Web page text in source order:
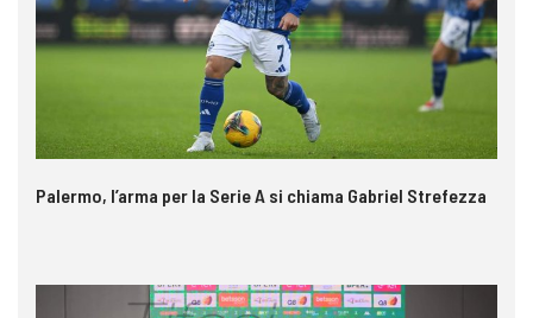
Palermo, l’arma per la Serie A si chiama Gabriel Strefezza